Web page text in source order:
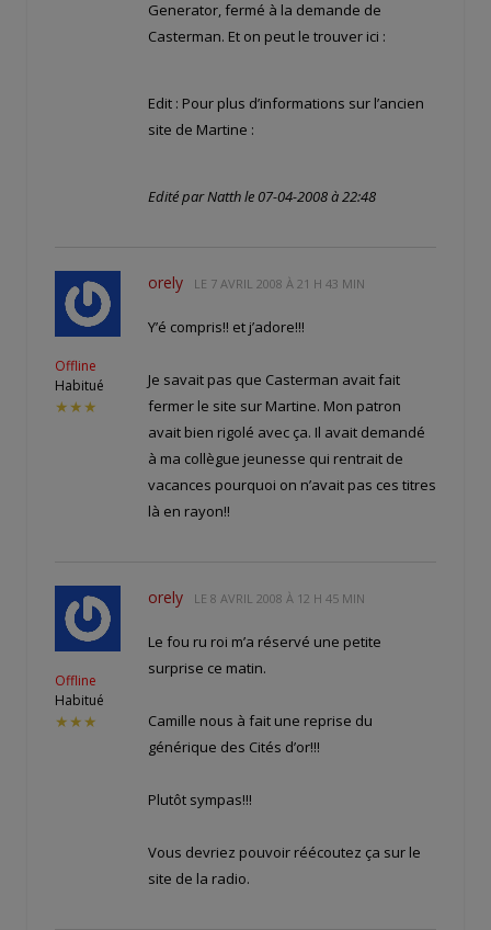
Generator, fermé à la demande de
Casterman. Et on peut le trouver ici :
Edit : Pour plus d’informations sur l’ancien
site de Martine :
Edité par Natth le 07-04-2008 à 22:48
Offline
Habitué
★★★
orely LE 7 AVRIL 2008 À 21 H 43 MIN
Y’é compris!! et j’adore!!!
Je savait pas que Casterman avait fait
fermer le site sur Martine. Mon patron
avait bien rigolé avec ça. Il avait demandé
à ma collègue jeunesse qui rentrait de
vacances pourquoi on n’avait pas ces titres
là en rayon!!
Offline
Habitué
★★★
orely LE 8 AVRIL 2008 À 12 H 45 MIN
Le fou ru roi m’a réservé une petite
surprise ce matin.
Camille nous à fait une reprise du
générique des Cités d’or!!!
Plutôt sympas!!!
Vous devriez pouvoir réécoutez ça sur le
site de la radio.